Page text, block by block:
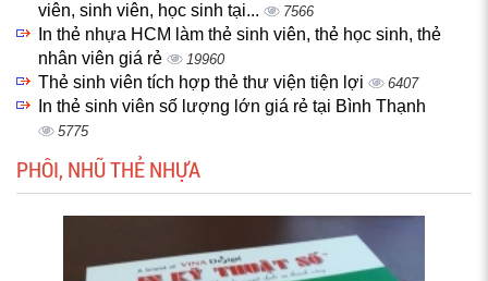
viên, sinh viên, học sinh tại...
7566
In thẻ nhựa HCM làm thẻ sinh viên, thẻ học sinh, thẻ
nhân viên giá rẻ
19960
Thẻ sinh viên tích hợp thẻ thư viện tiện lợi 6407
In thẻ sinh viên số lượng lớn giá rẻ tại Bình Thạnh
5775
PHÔI, NHŨ THẺ NHỰA